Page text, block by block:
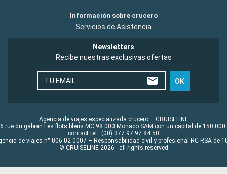
Información sobre crucero
Servicios de Asistencia
Newsletters
Recibe nuestras exclusivas ofertas
TU EMAIL OK
Agencia de viajes especializada crucero – CRUISELINE
rue du gabian Les flots bleus MC 98 000 Monaco SAM con un capital de 150 000
contact tel : (00) 377 97 97 84 50
de viajes n° 006 02 0007 – Responsabilidad civil y profesional RC RSA de
© CRUISELINE 2026 - all rights reserved